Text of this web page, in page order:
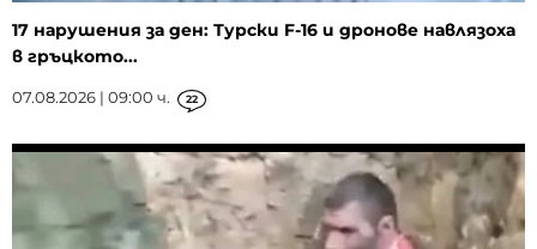
17 нарушения за ден: Турски F-16 и дронове навлязоха
в гръцкото...
07.08.2026 | 09:00 ч. 22